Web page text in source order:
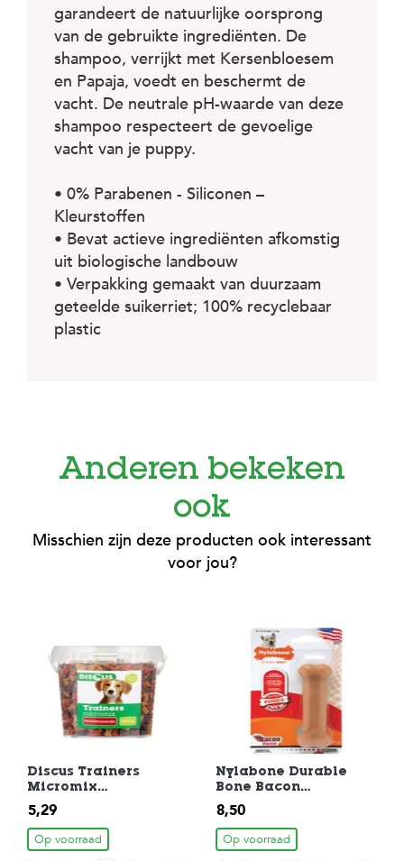
garandeert de natuurlijke oorsprong
van de gebruikte ingrediënten. De
shampoo, verrijkt met Kersenbloesem
en Papaja, voedt en beschermt de
vacht. De neutrale pH-waarde van deze
shampoo respecteert de gevoelige
vacht van je puppy.
• 0% Parabenen - Siliconen –
Kleurstoffen
• Bevat actieve ingrediënten afkomstig
uit biologische landbouw
• Verpakking gemaakt van duurzaam
geteelde suikerriet; 100% recyclebaar
plastic
Anderen bekeken
ook
Misschien zijn deze producten ook interessant
voor jou?
Discus Trainers
Micromix
Hondensnack 500 gr
5,29
Op voorraad
Nylabone Durable
Bone Bacon
Hondenkluif
Hondenspeelgoed tot
11kg
8,50
Op voorraad